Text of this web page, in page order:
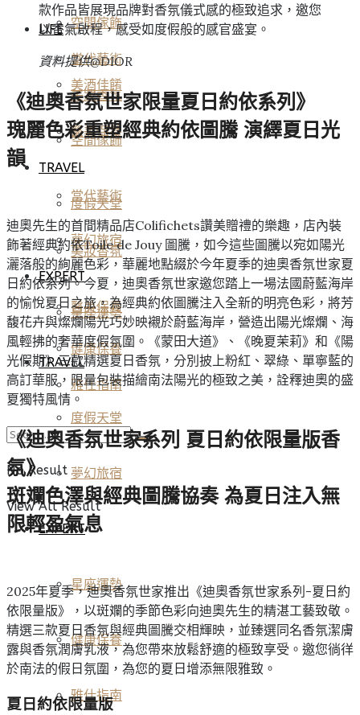
LIFE
美酒佳餚
空間傢飾
當代藝術
美妝香氛
醫美保養
TRAVEL
度假天堂
夢幻旅宿
EXPERT
星座運勢
健康保養
雅仕指南
空間傢飾
當代藝術
美妝香氛
醫美保養
TRAVEL
度假天堂
夢幻旅宿
EXPERT
星座運勢
健康保養
雅仕指南
No Result
View All Result
款作品皆展現品牌對香氛儀式感的極致追求，邀您
以香氣啟程，感受如度假般的感官盛宴。
資料提供@DIOR
《迪奧香氛世家限量夏日約依系列》
瑰麗色彩重塑經典約依圖騰 演繹夏日光
韻
迪奧先生的首間精品店Colifichets讚美贈禮的樂趣，店內裝
飾著經典約依Toile de Jouy 圖騰，如今這些圖騰以宛如陽光
灑落般的絢麗色彩，華麗地點綴於今年夏季的迪奧香氛世家夏
日約依系列。今夏，迪奧香氛世家邀您踏上一場法國蔚藍海岸
的愉悅夏日之旅，為經典約依圖騰注入全新的明亮色彩，將芳
馥花卉與燦爛陽光巧妙映襯於蔚藍海岸，營造出陽光燦爛、海
風輕拂的奢華度假氛圍。《蒙田大道》、《晚夏茉莉》和《陽
光假期》三款精選夏日香氛，分別披上粉紅、翠綠、單寧藍的
高訂華服，限量包裝描繪南法陽光的極致之美，詮釋迪奧的盛
夏獨特風情。
《迪奧香氛世家系列 夏日約依限量版香
氛》
斑斕色澤與經典圖騰協奏 為夏日注入無
限輕盈氣息
2025年夏季，迪奧香氛世家推出《迪奧香氛世家系列-夏日約
依限量版》，以斑斕的季節色彩向迪奧先生的精湛工藝致敬。
精選三款夏日香氛與經典圖騰交相輝映，並臻選同名香氛潔膚
露與香氛潤膚乳液，為您帶來放鬆舒適的極致享受。邀您徜徉
於南法的假日氛圍，為您的夏日增添無限雅致。
夏日約依限量版